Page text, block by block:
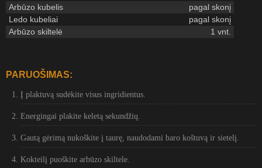
Arbūzo kubelis
pagal skonį
Ledo kubeliai
pagal skonį
Arbūzo skiltelė
1 vnt.
PARUOŠIMAS:
Į plaktuvą sudėkite visus ingridientus.
Energingai plakite keletą sekundžių.
Gautą gėrimą nukoškite į taurę, naudodami baro koštuvą ir sietelį.
Kokteilį puoškite arbūzo skiltele.